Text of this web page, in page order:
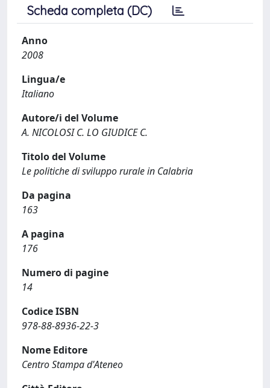
Scheda completa (DC)
Anno
2008
Lingua/e
Italiano
Autore/i del Volume
A. NICOLOSI C. LO GIUDICE C.
Titolo del Volume
Le politiche di sviluppo rurale in Calabria
Da pagina
163
A pagina
176
Numero di pagine
14
Codice ISBN
978-88-8936-22-3
Nome Editore
Centro Stampa d'Ateneo